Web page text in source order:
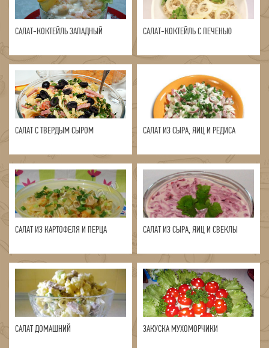
САЛАТ-КОКТЕЙЛЬ ЗАПАДНЫЙ САЛАТ-КОКТЕЙЛЬ С ПЕЧЕНЬЮ
САЛАТ С ТВЕРДЫМ СЫРОМ САЛАТ ИЗ СЫРА, ЯИЦ И РЕДИСА
САЛАТ ИЗ КАРТОФЕЛЯ И ПЕРЦА САЛАТ ИЗ СЫРА, ЯИЦ И СВЕКЛЫ
САЛАТ ДОМАШНИЙ ЗАКУСКА МУХОМОРЧИКИ